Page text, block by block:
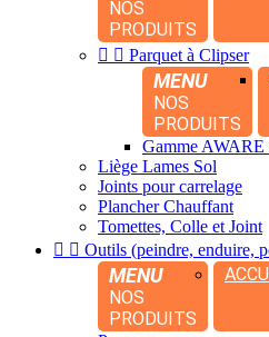
NOS
PRODUITS
  Parquet à Clipser
MENU
NOS
PRODUITS
Gamme AWARE
Liège Lames Sol
Joints pour carrelage
Plancher Chauffant
Tomettes, Colle et Joint
  Outils (peindre, enduire,
MENU
NOS
PRODUITS